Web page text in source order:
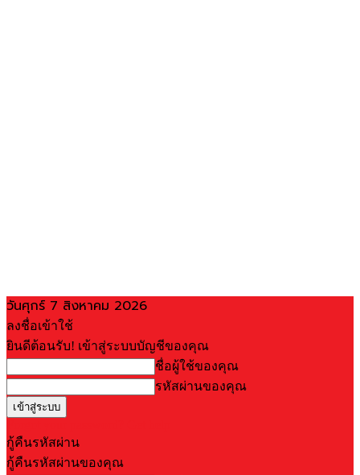
วันศุกร์ 7 สิงหาคม 2026
ลงชื่อเข้าใช้
ยินดีต้อนรับ! เข้าสู่ระบบบัญชีของคุณ
ชื่อผู้ใช้ของคุณ
รหัสผ่านของคุณ
กู้คืนรหัสผ่าน
กู้คืนรหัสผ่านของคุณ